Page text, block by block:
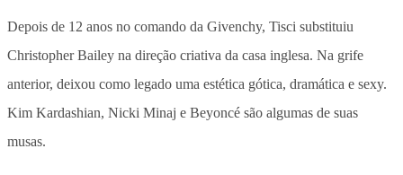
Depois de 12 anos no comando da Givenchy, Tisci substituiu
Christopher Bailey na direção criativa da casa inglesa. Na grife
anterior, deixou como legado uma estética gótica, dramática e sexy.
Kim Kardashian, Nicki Minaj e Beyoncé são algumas de suas
musas.